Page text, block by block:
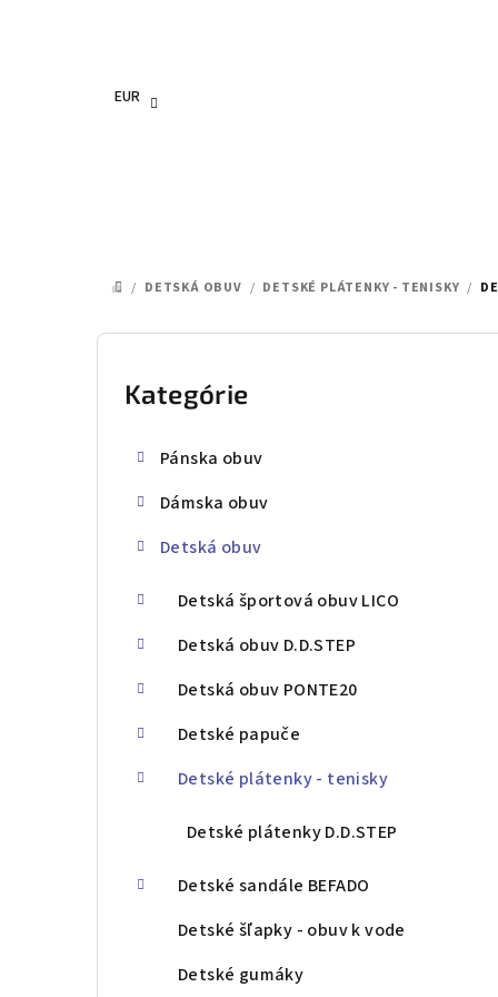
EUR
DOMOV
/ DETSKÁ OBUV / DETSKÉ PLÁTENKY - TENISKY /
B
Preskočiť
kategórie
Kategórie
Pánska obuv
Dámska obuv
Detská obuv
Detská športová obuv LICO
Detská obuv D.D.STEP
Detská obuv PONTE20
Detské papuče
Detské plátenky - tenisky
Detské plátenky D.D.STEP
Detské sandále BEFADO
Detské šľapky - obuv k vode
Detské gumáky